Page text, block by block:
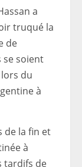
a
truqué la
de
se soient
du
à
de la fin et
à
tardifs de